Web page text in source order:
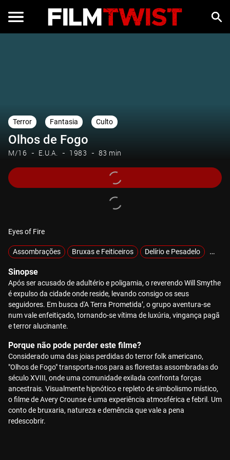
Terror Fantasia Culto
Olhos de Fogo
M/16 E.U.A. 1983 83 min
Eyes of Fire
Assombrações Bruxas e Feiticeiros Delírio e Pesadelo
Sinopse
Após ser acusado de adultério e poligamia, o reverendo Will Smythe
é expulso da cidade onde reside, levando consigo os seus
seguidores. Em busca d'A Terra Prometida’, o grupo aventura-se
num vale enfeitiçado, tornando-se vítima de luxúria, vingança pagã
e terror alucinante.
Porque não pode perder este filme?
Considerado uma das joias perdidas do terror folk americano,
"Olhos de Fogo" transporta-nos para as florestas assombradas do
século XVIII, onde uma comunidade exilada confronta forças
ancestrais. Visualmente hipnótico e repleto de simbolismo místico,
o filme de Avery Crounse é uma experiência atmosférica e febril. Um
conto de bruxaria, natureza e demência que vale a pena
redescobrir.